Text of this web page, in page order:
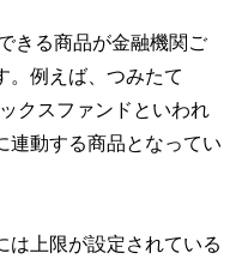
きる商品が金融機関ご
。例えば、つみたて
クスファンドといわれ
連動する商品となってい
は上限が設定されている